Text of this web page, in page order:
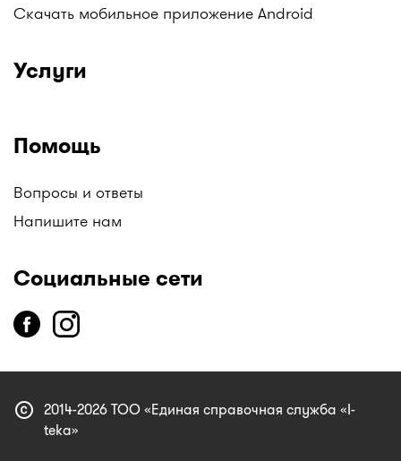
Скачать мобильное приложение Android
Услуги
Помощь
Вопросы и ответы
Напишите нам
Социальные сети
copyright 2014-2026 ТОО «Единая справочная служба «I-
teka»